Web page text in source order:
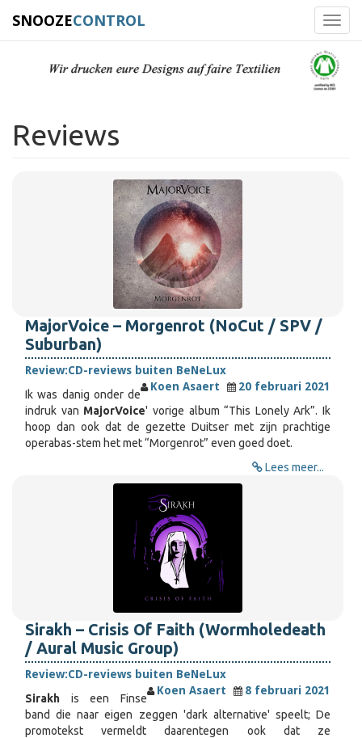
SNOOZECONTROL
Reviews
MajorVoice – Morgenrot (NoCut / SPV /
Suburban)
Review:CD-reviews buiten BeNeLux
Koen Asaert
20 februari 2021
Ik was danig onder de
indruk van MajorVoice' vorige album “This Lonely Ark”. Ik
hoop dan ook dat de gezette Duitser met zijn prachtige
operabas-stem het met “Morgenrot” even goed doet.
Lees meer...
Sirakh – Crisis Of Faith (Wormholedeath
/ Aural Music Group)
Review:CD-reviews buiten BeNeLux
Koen Asaert
8 februari 2021
Sirakh is een Finse
band die naar eigen zeggen 'dark alternative' speelt; De
promotekst vermeldt daarentegen ook dat ze